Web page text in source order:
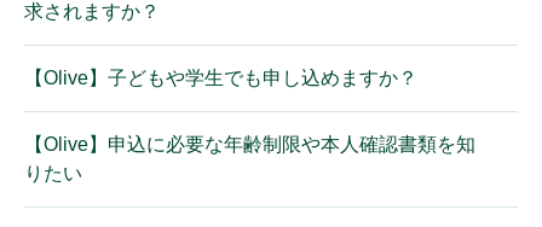
求されますか？
【Olive】子どもや学生でも申し込めますか？
【Olive】申込に必要な年齢制限や本人確認書類を知
りたい